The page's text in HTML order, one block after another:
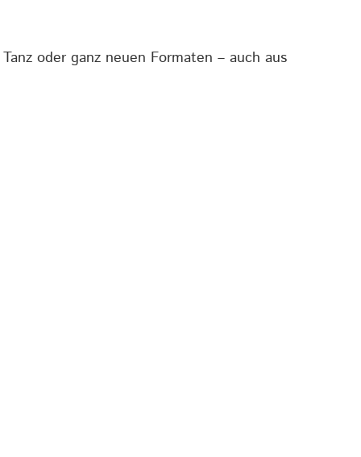
oder ganz neuen Formaten – auch aus